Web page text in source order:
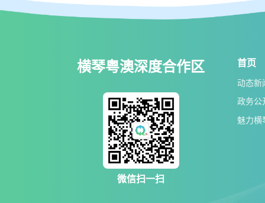
横琴粤澳深度合作区
微信扫一扫
首页
动态新
政务公
魅力横